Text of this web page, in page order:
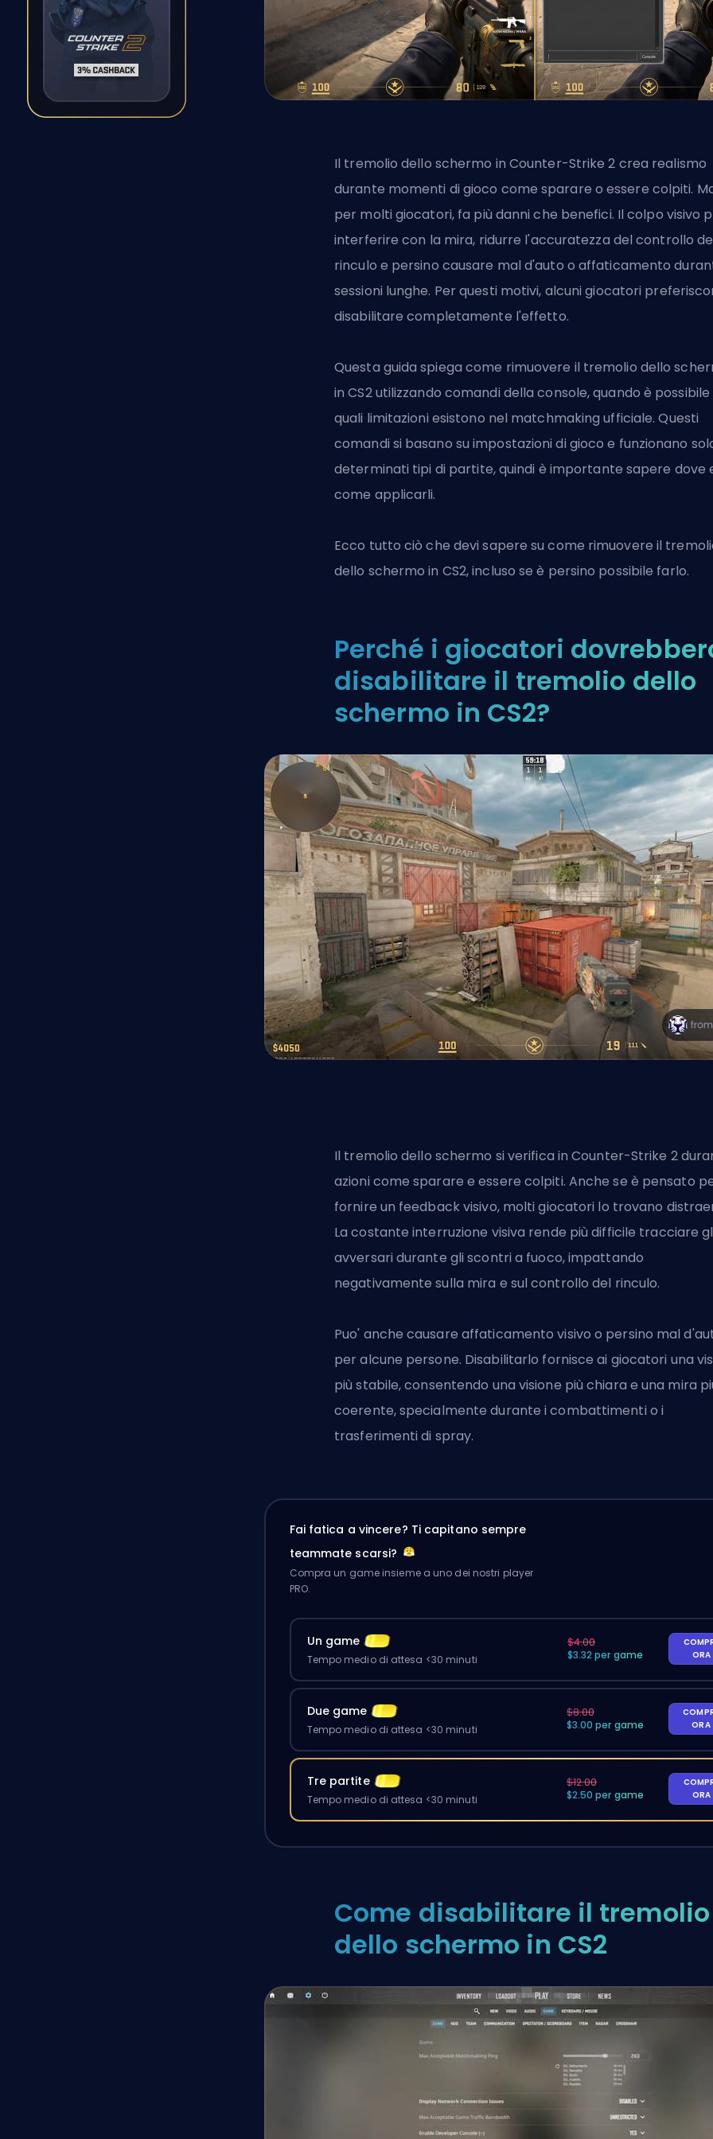
Il tremolio dello schermo in Counter-Strike 2 crea realismo
durante momenti di gioco come sparare o essere colpiti.
per molti giocatori, fa più danni che benefici. Il colpo visivo
interferire con la mira, ridurre l'accuratezza del controllo
rinculo e persino causare mal d'auto o affaticamento
sessioni lunghe. Per questi motivi, alcuni giocatori
disabilitare completamente l'effetto.
Questa guida spiega come rimuovere il tremolio dello
in CS2 utilizzando comandi della console, quando è possibile
quali limitazioni esistono nel matchmaking ufficiale. Questi
comandi si basano su impostazioni di gioco e funzionano
determinati tipi di partite, quindi è importante sapere dove
come applicarli.
Ecco tutto ciò che devi sapere su come rimuovere il
dello schermo in CS2, incluso se è persino possibile farlo.
Perché i giocatori
disabilitare il tremolio dello
schermo in CS2?
Il tremolio dello schermo si verifica in Counter-Strike 2
azioni come sparare e essere colpiti. Anche se è pensato
fornire un feedback visivo, molti giocatori lo trovano
La costante interruzione visiva rende più difficile tracciare
avversari durante gli scontri a fuoco, impattando
negativamente sulla mira e sul controllo del rinculo.
Puo' anche causare affaticamento visivo o persino mal
per alcune persone. Disabilitarlo fornisce ai giocatori una
più stabile, consentendo una visione più chiara e una mira
coerente, specialmente durante i combattimenti o i
trasferimenti di spray.
Fai fatica a vincere? Ti capitano sempre
teammate scarsi?
Compra un game insieme a uno dei nostri player
PRO.
Un game
Tempo medio di attesa <30 minuti
$4.00
$3.32 per game
ORA
Due game
Tempo medio di attesa <30 minuti
$8.00
$3.00 per game
ORA
Tre partite
Tempo medio di attesa <30 minuti
$12.00
$2.50 per game
ORA
Come disabilitare il tremolio
dello schermo in CS2